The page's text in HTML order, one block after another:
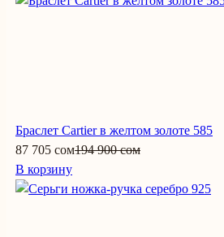
Браслет Cartier в желтом золоте 585
87 705 сом194 900 сом
В корзину